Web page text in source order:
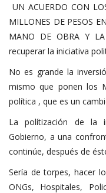
UN ACUERDO CON
MILLONES DE PESOS
MANO DE OBRA Y
recuperar la iniciativa
No es grande la
mismo que ponen los
política , que es un
La polítización de la
Gobierno, a una
continúe, después de
Sería de torpes, hacer
ONGs, Hospitales,